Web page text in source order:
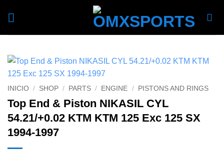
INICIO / SHOP / PARTS / ENGINE / PISTONS AND RINGS
Top End & Piston NIKASIL CYL
54.21/+0.02 KTM KTM 125 Exc 125 SX
1994-1997